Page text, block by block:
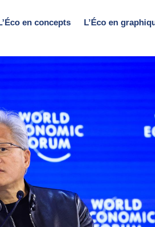
en concepts L’Éco en